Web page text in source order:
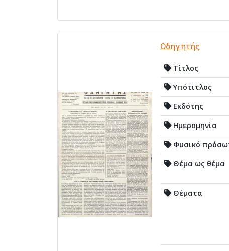
Οδηγητής
Τίτλος
Υπότιτλος
Εκδότης
Ημερομηνία
Φυσικό
Θέμα ως θέμα
Θέματα